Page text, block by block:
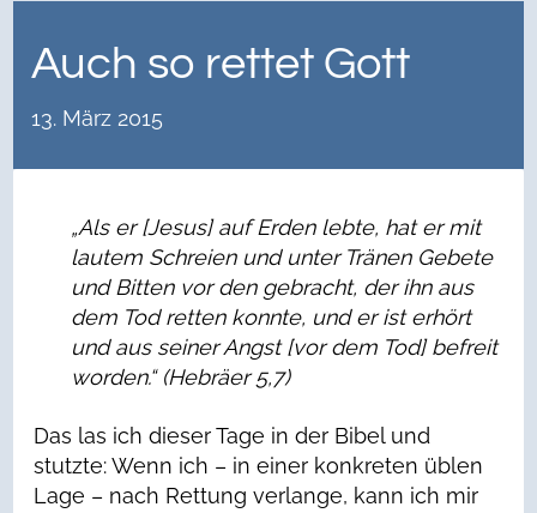
Auch so rettet Gott
13. März 2015
„Als er [Jesus] auf Erden lebte, hat er mit
lautem Schreien und unter Tränen Gebete
und Bitten vor den gebracht, der ihn aus
dem Tod retten konnte, und er ist erhört
und aus seiner Angst [vor dem Tod] befreit
worden.“ (Hebräer 5,7)
Das las ich dieser Tage in der Bibel und
stutzte: Wenn ich – in einer konkreten üblen
Lage – nach Rettung verlange, kann ich mir